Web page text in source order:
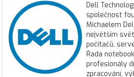
Dell
společnost
Michaelem
největším
počítačů,
Řada
profesionály
zpracování,